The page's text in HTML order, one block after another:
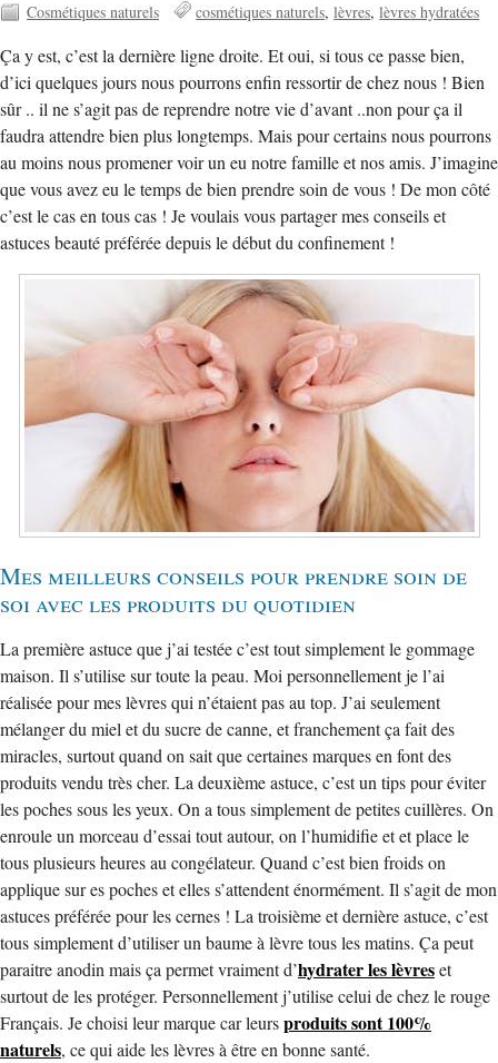
Cosmétiques naturels
cosmétiques naturels lèvres lèvres hydratées
Ça y est, c’est la dernière ligne droite. Et oui, si tous ce passe bien,
d’ici quelques jours nous pourrons enfin ressortir de chez nous ! Bien
sûr .. il ne s’agit pas de reprendre notre vie d’avant ..non pour ça il
faudra attendre bien plus longtemps. Mais pour certains nous pourrons
au moins nous promener voir un eu notre famille et nos amis. J’imagine
que vous avez eu le temps de bien prendre soin de vous ! De mon côté
c’est le cas en tous cas ! Je voulais vous partager mes conseils et
astuces beauté préférée depuis le début du confinement !
Mes meilleurs conseils pour prendre soin de
soi avec les produits du quotidien
La première astuce que j’ai testée c’est tout simplement le gommage
maison. Il s’utilise sur toute la peau. Moi personnellement je l’ai
réalisée pour mes lèvres qui n’étaient pas au top. J’ai seulement
mélanger du miel et du sucre de canne, et franchement ça fait des
miracles, surtout quand on sait que certaines marques en font des
produits vendu très cher. La deuxième astuce, c’est un tips pour éviter
les poches sous les yeux. On a tous simplement de petites cuillères. On
enroule un morceau d’essai tout autour, on l’humidifie et et place le
tous plusieurs heures au congélateur. Quand c’est bien froids on
applique sur es poches et elles s’attendent énormément. Il s’agit de mon
astuces préférée pour les cernes ! La troisième et dernière astuce, c’est
tous simplement d’utiliser un baume à lèvre tous les matins. Ça peut
paraitre anodin mais ça permet vraiment d’hydrater les lèvreset
surtout de les protéger. Personnellement j’utilise celui de chez le rouge
Français. Je choisi leur marque car leursproduits sont 100%
naturels, ce qui aide les lèvres à être en bonne santé.